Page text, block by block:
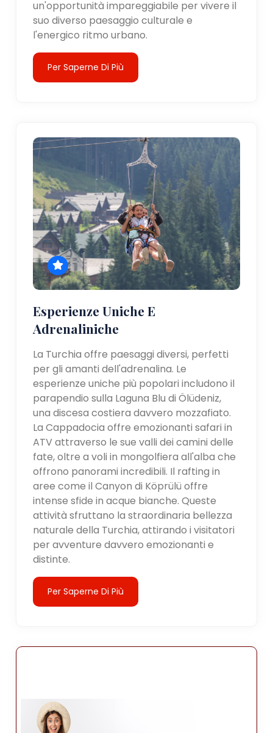
un'opportunità impareggiabile per vivere il
suo diverso paesaggio culturale e
l'energico ritmo urbano.
Per Saperne Di Più
Esperienze Uniche E
Adrenaliniche
La Turchia offre paesaggi diversi, perfetti
per gli amanti dell'adrenalina. Le
esperienze uniche più popolari includono il
parapendio sulla Laguna Blu di Ölüdeniz,
una discesa costiera davvero mozzafiato.
La Cappadocia offre emozionanti safari in
ATV attraverso le sue valli dei camini delle
fate, oltre a voli in mongolfiera all'alba che
offrono panorami incredibili. Il rafting in
aree come il Canyon di Köprülü offre
intense sfide in acque bianche. Queste
attività sfruttano la straordinaria bellezza
naturale della Turchia, attirando i visitatori
per avventure davvero emozionanti e
distinte.
Per Saperne Di Più